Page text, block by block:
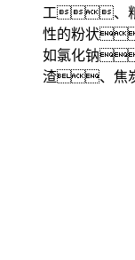
工、粮
性的粉状
如氯化钠
渣、焦